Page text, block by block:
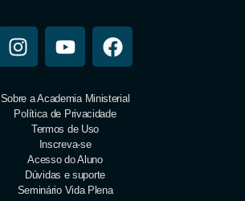
Sobre a Academia Ministerial
Política de Privacidade
Termos de Uso
Inscreva-se
Acesso do Aluno
Dúvidas e suporte
Seminário Vida Plena